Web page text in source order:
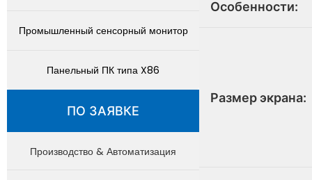
Промышленный сенсорный монитор
Панельный ПК типа X86
ПО ЗАЯВКЕ
Производство & Автоматизация
Особенности:
Размер экрана: